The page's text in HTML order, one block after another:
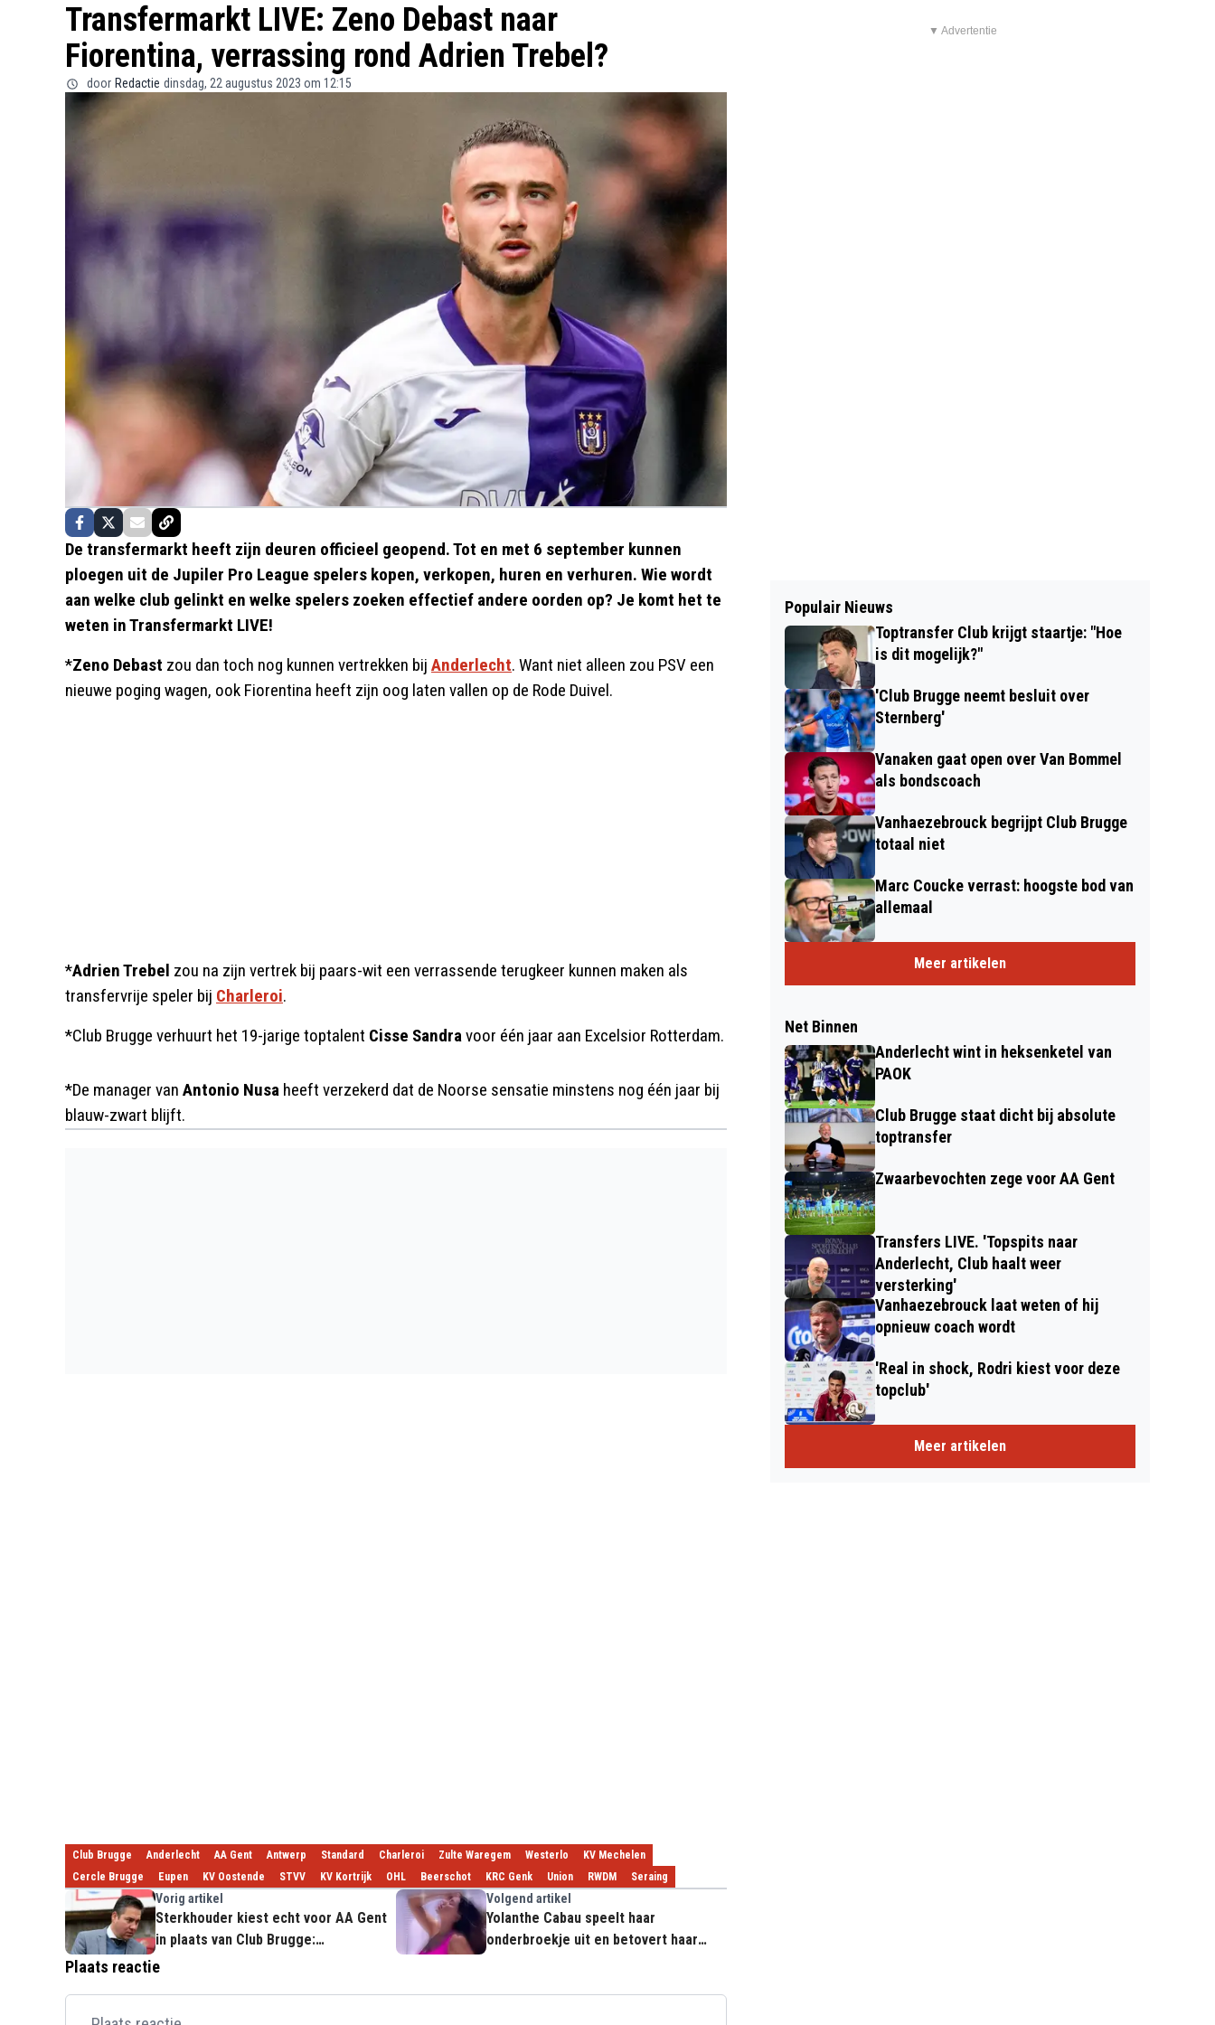
Transfermarkt LIVE: Zeno Debast naar
Fiorentina, verrassing rond Adrien Trebel?
door Redactie dinsdag, 22 augustus 2023 om 12:15
De transfermarkt heeft zijn deuren officieel geopend. Tot en met 6 september kunnen
ploegen uit de Jupiler Pro League spelers kopen, verkopen, huren en verhuren. Wie wordt
aan welke club gelinkt en welke spelers zoeken effectief andere oorden op? Je komt het te
weten in Transfermarkt LIVE!
*Zeno Debast zou dan toch nog kunnen vertrekken bij Anderlecht. Want niet alleen zou PSV een
nieuwe poging wagen, ook Fiorentina heeft zijn oog laten vallen op de Rode Duivel.
*Adrien Trebel zou na zijn vertrek bij paars-wit een verrassende terugkeer kunnen maken als
transfervrije speler bij Charleroi.
*Club Brugge verhuurt het 19-jarige toptalent Cisse Sandravoor één jaar aan Excelsior Rotterdam.
*De manager van Antonio Nusa heeft verzekerd dat de Noorse sensatie minstens nog één jaar bij
blauw-zwart blijft.
Club Brugge Anderlecht AA Gent Antwerp Standard Charleroi Zulte Waregem Westerlo
KV Mechelen
Cercle Brugge
Eupen KV Oostende STVV KV Kortrijk OHL Beerschot KRC Genk Union RWDM Seraing
Vorig artikel
Sterkhouder kiest echt voor AA Gent
in plaats van Club Brugge:
"Enthousiaster"
Volgend artikel
Yolanthe Cabau speelt haar
onderbroekje uit en betovert haar
Plaats reactie
▼ Advertentie
Populair Nieuws
Toptransfer Club krijgt staartje: "Hoe
is dit mogelijk?"
'Club Brugge neemt besluit over
Sternberg'
Vanaken gaat open over Van Bommel
als bondscoach
Vanhaezebrouck begrijpt Club Brugge
totaal niet
Marc Coucke verrast: hoogste bod van
allemaal
Meer artikelen
Net Binnen
Anderlecht wint in heksenketel van
PAOK
Club Brugge staat dicht bij absolute
toptransfer
Zwaarbevochten zege voor AA Gent
Transfers LIVE. 'Topspits naar
Anderlecht, Club haalt weer
versterking'
Vanhaezebrouck laat weten of hij
opnieuw coach wordt
'Real in shock, Rodri kiest voor deze
topclub'
Meer artikelen